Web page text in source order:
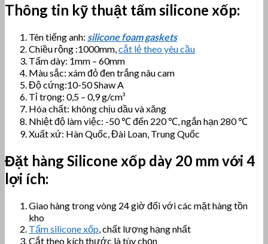
Thông tin kỹ thuật tấm silicone xốp:
Tên tiếng anh: silicone foam gaskets
Chiều rộng :1000mm, cắt lẻ theo yêu cầu
Tấm dày: 1mm – 60mm
Màu sắc: xám đỏ đen trắng nâu cam
Độ cứng:10-50 Shaw A
Tỉ trọng: 0,5 – 0,9 g/cm³
Hóa chất: không chịu dầu và xăng
Nhiệt độ làm việc: -50 ℃ đến 220 ℃, ngắn hạn 280 ℃
Xuất xứ: Hàn Quốc, Đài Loan, Trung Quốc
Đặt hàng Silicone xốp dày 20 mm với 4
lợi ích:
Giao hàng trong vòng 24 giờ đối với các mặt hàng tồn
kho
Tấm silicone xốp , chất lượng hạng nhất
Cắt theo kích thước là tùy chọn